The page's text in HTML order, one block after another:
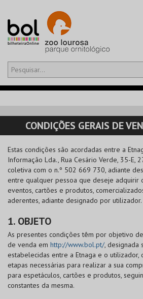
Olá,iniciar sessão
CARRINHO
EVENTOS
CARTÕES
PRODUTOS
CONDIÇÕES GERAIS DE
Estas condições são acordadas entre a
Informação Lda., Rua Cesário Verde, 35-E,
coletiva com o n.º 502 669 730, adiante
entre qualquer pessoa que deseje adquirir
eventos, cartões e produtos,
aderentes, adiante designado por utilizador.
1. OBJETO
As presentes condições têm por objetivo
de venda em http://www.bol.pt/, designada
estabelecidas entre a Etnaga e o utilizador,
etapas necessárias para realizar a sua
para espetáculos, cartões e produtos,
constantes da mesma.